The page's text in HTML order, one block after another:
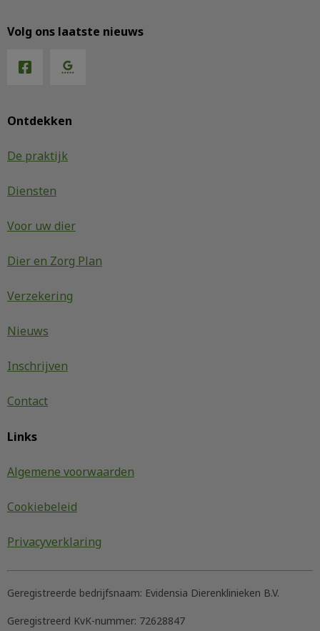
Ontdekken
De praktijk
Diensten
Voor uw dier
Dier en Zorg Plan
Verzekering
Nieuws
Inschrijven
Contact
Links
Algemene voorwaarden
Cookiebeleid
Privacyverklaring
Volg ons laatste nieuws
Geregistreerde bedrijfsnaam: Evidensia Dierenklinieken B.V.
Geregistreerd KvK-nummer: 72628847